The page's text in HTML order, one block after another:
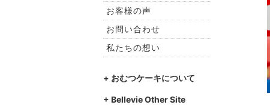
お客様の声
お問い合わせ
私たちの想い
+ おむつケーキについて
+ Bellevie Other Site